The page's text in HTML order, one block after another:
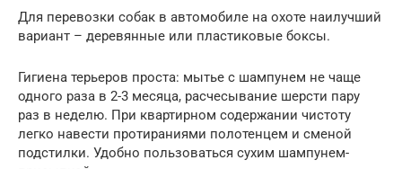
Для перевозки собак в автомобиле на охоте наилучший
вариант – деревянные или пластиковые боксы.
Гигиена терьеров проста: мытье с шампунем не чаще
одного раза в 2-3 месяца, расчесывание шерсти пару
раз в неделю. При квартирном содержании чистоту
легко навести протираниями полотенцем и сменой
подстилки. Удобно пользоваться сухим шампунем-